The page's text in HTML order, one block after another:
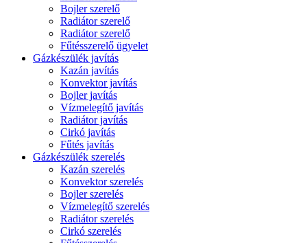
Bojler szerelő
Radiátor szerelő
Radiátor szerelő
Fűtésszerelő ügyelet
Gázkészülék javítás
Kazán javítás
Konvektor javítás
Bojler javítás
Vízmelegítő javítás
Radiátor javítás
Cirkó javítás
Fűtés javítás
Gázkészülék szerelés
Kazán szerelés
Konvektor szerelés
Bojler szerelés
Vízmelegítő szerelés
Radiátor szerelés
Cirkó szerelés